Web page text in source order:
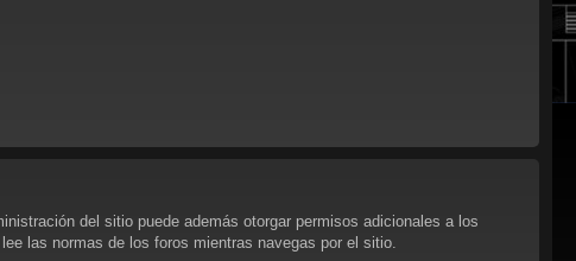
del sitio puede además otorgar permisos adicionales a los
las normas de los foros mientras navegas por el sitio.